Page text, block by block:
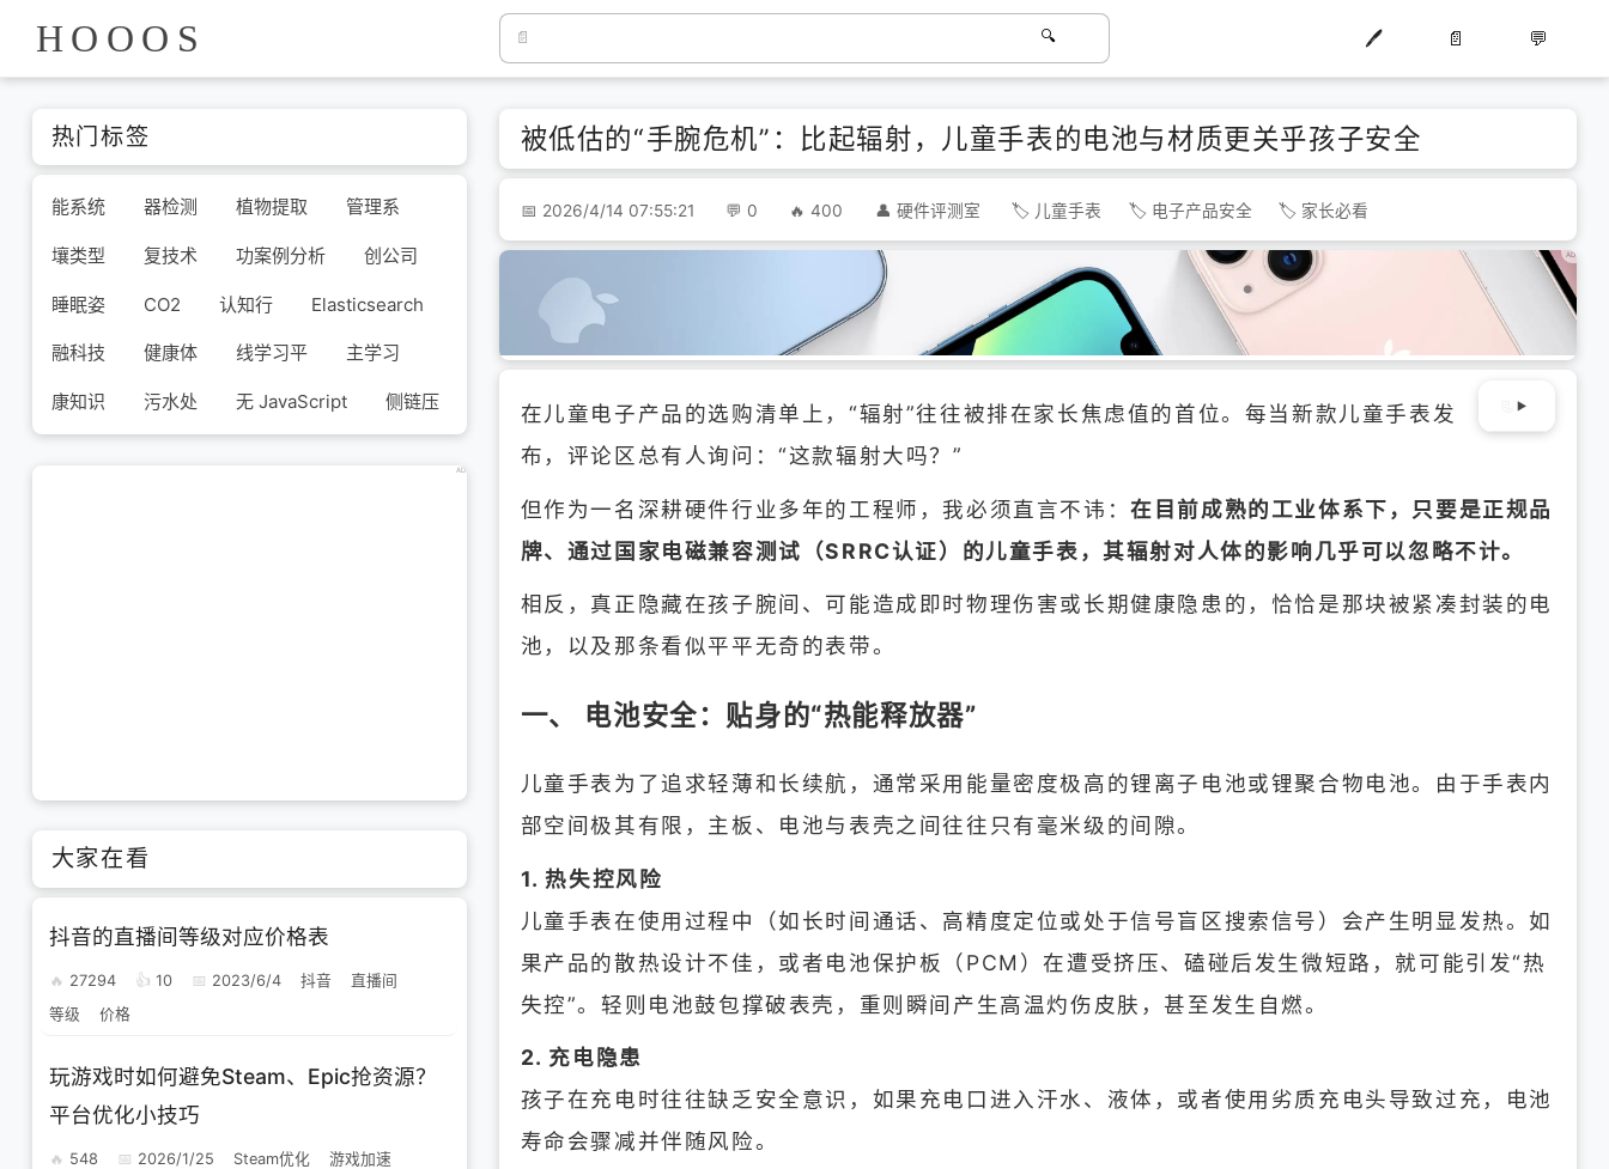
🖊️ 📄 💬
HOOOS
被低估的“手腕危机”：比起辐射，儿童手表的电池与材质更关乎孩子安全
2026/4/14 07:55:21 0 400 硬件评测室 儿童手表 电子产品安全 家长必看
在儿童电子产品的选购清单上，“辐射”往往被排在家长焦虑值的首位。每当新款儿童手表发
布，评论区总有人询问：“这款辐射大吗？”
但作为一名深耕硬件行业多年的工程师，我必须直言不讳：在目前成熟的工业体系下，只要是正规品
牌、通过国家电磁兼容测试（SRRC认证）的儿童手表，其辐射对人体的影响几乎可以忽略不计。
相反，真正隐藏在孩子腕间、可能造成即时物理伤害或长期健康隐患的，恰恰是那块被紧凑封装的电
池，以及那条看似平平无奇的表带。
一、 电池安全：贴身的“热能释放器”
儿童手表为了追求轻薄和长续航，通常采用能量密度极高的锂离子电池或锂聚合物电池。由于手表内
部空间极其有限，主板、电池与表壳之间往往只有毫米级的间隙。
1. 热失控风险
儿童手表在使用过程中（如长时间通话、高精度定位或处于信号盲区搜索信号）会产生明显发热。如
果产品的散热设计不佳，或者电池保护板（PCM）在遭受挤压、磕碰后发生微短路，就可能引发“热
失控”。轻则电池鼓包撑破表壳，重则瞬间产生高温灼伤皮肤，甚至发生自燃。
2. 充电隐患
孩子在充电时往往缺乏安全意识，如果充电口进入汗水、液体，或者使用劣质充电头导致过充，电池
寿命会骤减并伴随风险。
热门标签
能系统 器检测 植物提取 管理系
壤类型 复技术 功案例分析 创公司
睡眠姿 CO2 认知行 Elasticsearch
融科技 健康体 线学习平 主学习
康知识 污水处 无 JavaScript 侧链压
大家在看
抖音的直播间等级对应价格表
27294 10 2023/6/4 抖音
直播间
等级
价格
玩游戏时如何避免Steam、Epic抢资源？
平台优化小技巧
548 2026/1/25 Steam优化
游戏加速